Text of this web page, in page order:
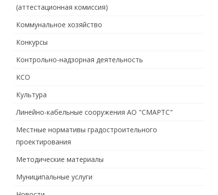
(аттестационная комиссия)
Коммунальное хозяйство
Конкурсы
Контрольно-надзорная деятельность
КСО
Культура
Линейно-кабельные сооружения АО "СМАРТС"
Местные нормативы градостроительного
проектирования
Методические материалы
Муниципальные услуги